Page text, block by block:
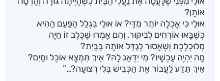
אוֹתָן?
אוּלַי כִּי אָכְלָה יוֹתֵר מִדַּי? אוֹ אוּלַי בִּגְלַל הַפַּעַם הַהִיא
כְּשֶׁבָּאוּ אוֹרְחִים לְבִיקּוּר, וְהֵם אָמְרוּ שֶׁכֶּלֶב זוֹ חַיָּה
מְלוּכְלֶכֶת וְשֶׁאָסוּר לְגַדֵּל אוֹתָהּ בַּבַּיִת?
מָה יִהְיֶה עַכְשָׁיו? מִי יִדְאַג לָהּ? אֵיךְ תִּמְצָא אוֹכֶל וּמַיִם?
אֵיךְ תֵּדַע לַעֲבוֹר אֶת הַכְּבִישׁ בְּלִי רְצוּעָה?…"